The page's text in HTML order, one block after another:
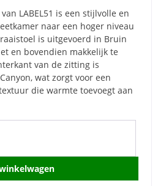
LABEL51 is een stijlvolle en
naar een hoger niveau
is uitgevoerd in Bruin
en bovendien makkelijk te
van de zitting is
wat zorgt voor een
die warmte toevoegt aan